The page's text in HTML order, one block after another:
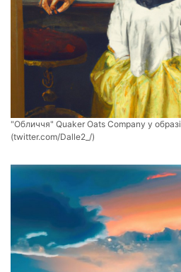
"Обличчя" Quaker Oats Company у
(twitter.com/Dalle2_/)